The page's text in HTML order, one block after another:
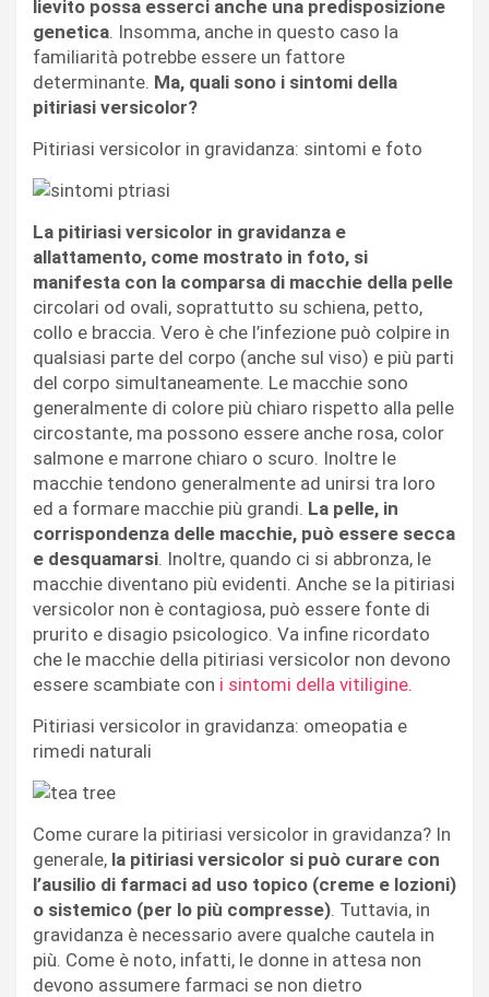
lievito possa esserci anche una predisposizione
genetica. Insomma, anche in questo caso la
familiarità potrebbe essere un fattore
determinante. Ma, quali sono i sintomi della
pitiriasi versicolor?
Pitiriasi versicolor in gravidanza: sintomi e foto
La pitiriasi versicolor in gravidanza e
allattamento, come mostrato in foto, si
manifesta con la comparsa di macchie della pelle
circolari od ovali, soprattutto su schiena, petto,
collo e braccia. Vero è che l’infezione può colpire in
qualsiasi parte del corpo (anche sul viso) e più parti
del corpo simultaneamente. Le macchie sono
generalmente di colore più chiaro rispetto alla pelle
circostante, ma possono essere anche rosa, color
salmone e marrone chiaro o scuro. Inoltre le
macchie tendono generalmente ad unirsi tra loro
ed a formare macchie più grandi. La pelle, in
corrispondenza delle macchie, può essere secca
e desquamarsi. Inoltre, quando ci si abbronza, le
macchie diventano più evidenti. Anche se la pitiriasi
versicolor non è contagiosa, può essere fonte di
prurito e disagio psicologico. Va infine ricordato
che le macchie della pitiriasi versicolor non devono
essere scambiate con i sintomi della vitiligine.
Pitiriasi versicolor in gravidanza: omeopatia e
rimedi naturali
Come curare la pitiriasi versicolor in gravidanza? In
generale, la pitiriasi versicolor si può curare con
l’ausilio di farmaci ad uso topico (creme e lozioni)
o sistemico (per lo più compresse). Tuttavia, in
gravidanza è necessario avere qualche cautela in
più. Come è noto, infatti, le donne in attesa non
devono assumere farmaci se non dietro